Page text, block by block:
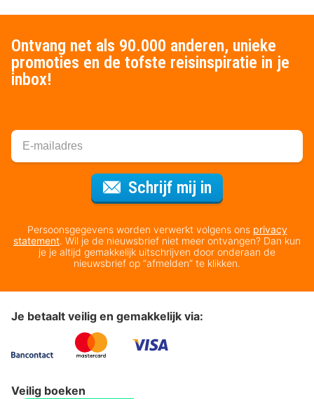
Ontvang net als 90.000 anderen, unieke
promoties en de tofste reisinspiratie in je
inbox!
Schrijf mij in
Persoonsgegevens worden verwerkt volgens ons privacy
statement. Wil je de nieuwsbrief niet meer ontvangen? Dan kun
je je altijd gemakkelijk uitschrijven door onderaan de
nieuwsbrief op “afmelden” te klikken.
Je betaalt veilig en gemakkelijk via:
Veilig boeken